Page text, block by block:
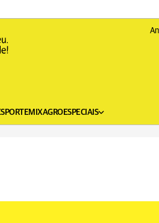
MIXAGROESPECIAIS